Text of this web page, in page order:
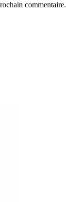
commentaire.